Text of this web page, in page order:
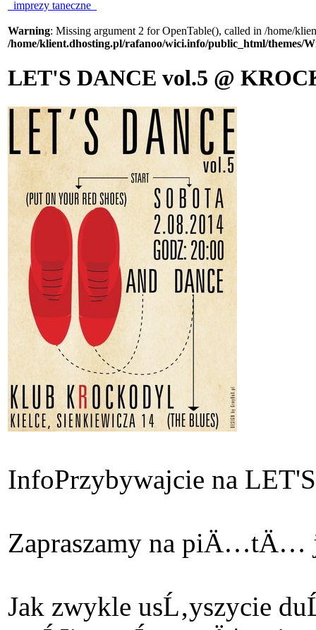
imprezy taneczne
Warning: Missing argument 2 for OpenTable(), called in /home/
/home/klient.dhosting.pl/rafanoo/wici.info/public_html/themes/
LET'S DANCE vol.5 @
InfoPrzybywajcie na
Zapraszamy na
Jak zwykle usĹ‚yszycie